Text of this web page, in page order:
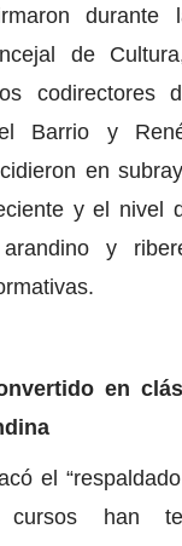
durante
de
codirectores
Barrio y
en
y el nivel
y
en
el
han